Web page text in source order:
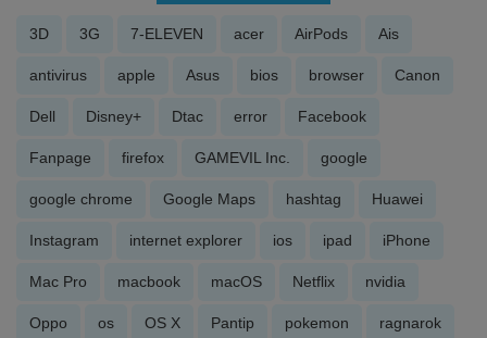
3D 3G 7-ELEVEN acer AirPods Ais
antivirus apple Asus bios browser Canon
Dell Disney+ Dtac error Facebook
Fanpage firefox GAMEVIL Inc. google
google chrome Google Maps hashtag Huawei
Instagram internet explorer ios ipad iPhone
Mac Pro macbook macOS Netflix nvidia
Oppo os OS X Pantip pokemon ragnarok